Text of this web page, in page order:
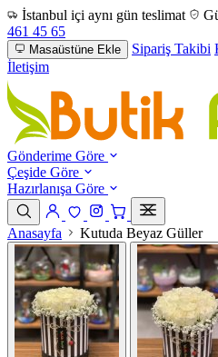
İstanbul içi aynı gün teslimat
461 45 65
Masaüstüne Ekle Sipariş Takibi
İletişim
Gönderime Göre
Çeşide Göre
Hazırlanışa Göre
Anasayfa Kutuda Beyaz Güller